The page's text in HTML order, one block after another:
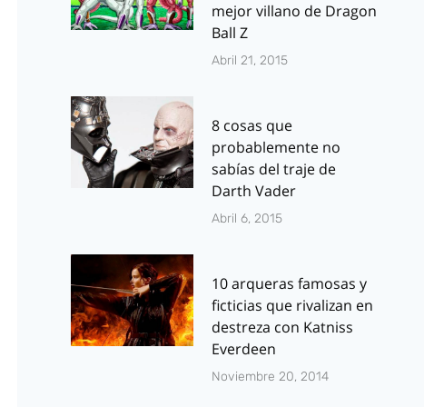
mejor villano de Dragon
Ball Z
Abril 21, 2015
8 cosas que
probablemente no
sabías del traje de
Darth Vader
Abril 6, 2015
10 arqueras famosas y
ficticias que rivalizan en
destreza con Katniss
Everdeen
Noviembre 20, 2014